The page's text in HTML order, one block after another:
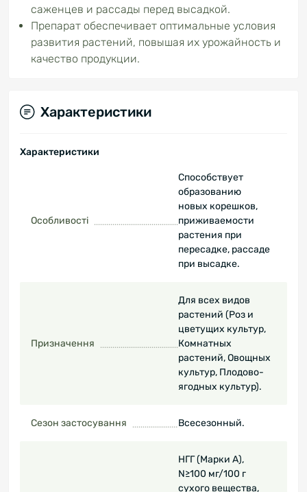
саженцев и рассады перед высадкой.
Препарат обеспечивает оптимальные условия
развития растений, повышая их урожайность и
качество продукции.
Характеристики
Характеристики
Особливості
Способствует
образованию
новых корешков,
приживаемости
растения при
пересадке, рассаде
при высадке.
Призначення
Для всех видов
растений (Роз и
цветущих культур,
Комнатных
растений, Овощных
культур, Плодово-
ягодных культур).
Сезон застосування Всесезонный.
НГГ (Марки А),
N≥100 мг/100 г
сухого вещества,